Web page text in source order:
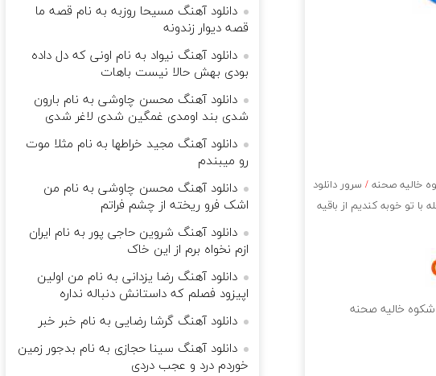
خالیه صحنه/ سرور دانلود
تو خوبه کندیم از باقیه
شکوه خالیه صحنه
دانلود آهنگ مسیحا روزبه به نام قصه ما
قصه‌ دیوار زندونه
دانلود آهنگ نیواد به نام اونی که دل داده
بودی بهش حالا نیست باهات
دانلود آهنگ محسن چاوشی به نام ﺑﺎرون
ﺷﺪی ﺑﻨﺪ اوﻣﺪی ﻏﻤﮕﻴﻦ ﺷﺪی ﻟﺎﻏﺮ ﺷﺪی
دانلود آهنگ مجید خراطها به نام مثلا موت
رو میبندم
دانلود آهنگ محسن چاوشی به نام من
اشک فرو ریخته از چشم فراتم
دانلود آهنگ شروین حاجی پور به نام ایران
ازم نخواه برم از این خاک
دانلود آهنگ رضا یزدانی به نام من اولین
اپیزود فصلم که داستانش دنباله نداره
دانلود آهنگ گرشا رضایی به نام خبر خبر
دانلود آهنگ سینا حجازی به نام بدجور زمین
خوردم درد و عجب دردی